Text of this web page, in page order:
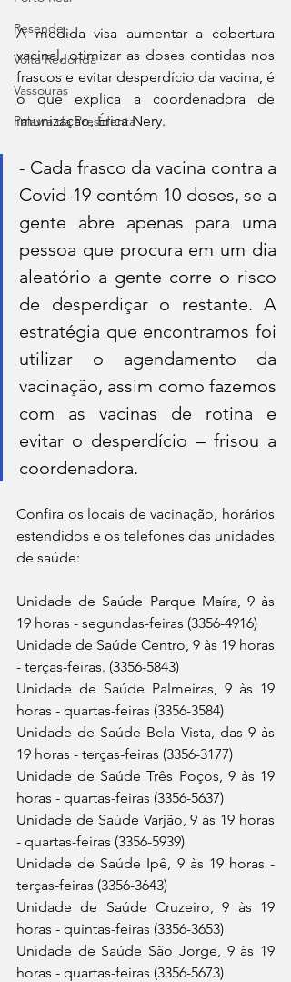
Resende
Volta Redonda
Vassouras
Palavra da Presidenta
A medida visa aumentar a cobertura
vacinal, otimizar as doses contidas nos
frascos e evitar desperdício da vacina, é
o que explica a coordenadora de
imunização, Érica Nery.
- Cada frasco da vacina contra a
Covid-19 contém 10 doses, se a
gente abre apenas para uma
pessoa que procura em um dia
aleatório a gente corre o risco
de desperdiçar o restante. A
estratégia que encontramos foi
utilizar o agendamento da
vacinação, assim como fazemos
com as vacinas de rotina e
evitar o desperdício – frisou a
coordenadora.
Confira os locais de vacinação, horários
estendidos e os telefones das unidades
de saúde:
Unidade de Saúde Parque Maíra, 9 às
19 horas - segundas-feiras (3356-4916)
Unidade de Saúde Centro, 9 às 19 horas
- terças-feiras. (3356-5843)
Unidade de Saúde Palmeiras, 9 às 19
horas - quartas-feiras (3356-3584)
Unidade de Saúde Bela Vista, das 9 às
19 horas - terças-feiras (3356-3177)
Unidade de Saúde Três Poços, 9 às 19
horas - quartas-feiras (3356-5637)
Unidade de Saúde Varjão, 9 às 19 horas
- quartas-feiras (3356-5939)
Unidade de Saúde Ipê, 9 às 19 horas -
terças-feiras (3356-3643)
Unidade de Saúde Cruzeiro, 9 às 19
horas - quintas-feiras (3356-3653)
Unidade de Saúde São Jorge, 9 às 19
horas - quartas-feiras (3356-5673)